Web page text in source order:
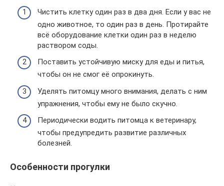
Чистить клетку один раз в два дня. Если у вас не
одно животное, то один раз в день. Протирайте
всё оборудование клетки один раз в неделю
раствором соды.
Поставить устойчивую миску для еды и питья,
чтобы он не смог её опрокинуть.
Уделять питомцу много внимания, делать с ним
упражнения, чтобы ему не было скучно.
Периодически водить питомца к ветеринару,
чтобы предупредить развитие различных
болезней.
Особенности прогулки